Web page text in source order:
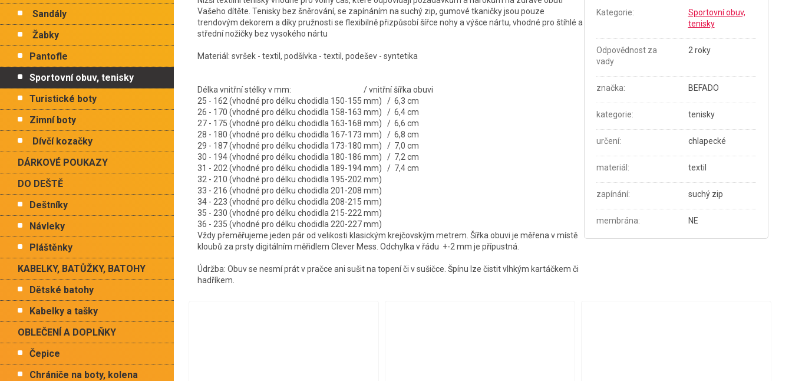
Sandály
Žabky
Pantofle
Sportovní obuv, tenisky
Turistické boty
Zimní boty
Dívčí kozačky
DÁRKOVÉ POUKAZY
DO DEŠTĚ
Deštníky
Návleky
Pláštěnky
KABELKY, BATŮŽKY, BATOHY
Dětské batohy
Kabelky a tašky
OBLEČENÍ A DOPLŇKY
Čepice
Chrániče na boty, kolena
Vašeho dítěte. Tenisky bez šněrování, se zapínáním na suchý zip, gumové tkaničky jsou pouze
trendovým dekorem a díky pružnosti se flexibilně přizpůsobí šířce nohy a výšce nártu, vhodné pro štíhlé a
střední nožičky bez vysokého nártu
Materiál: svršek - textil, podšívka - textil, podešev - syntetika
Délka vnitřní stélky v mm: / vnitřní šířka obuvi
25 - 162 (vhodné pro délku chodidla 150-155 mm) / 6,3 cm
26 - 170 (vhodné pro délku chodidla 158-163 mm) / 6,4 cm
27 - 175 (vhodné pro délku chodidla 163-168 mm) / 6,6 cm
28 - 180 (vhodné pro délku chodidla 167-173 mm) / 6,8 cm
29 - 187 (vhodné pro délku chodidla 173-180 mm) / 7,0 cm
30 - 194 (vhodné pro délku chodidla 180-186 mm) / 7,2 cm
31 - 202 (vhodné pro délku chodidla 189-194 mm) / 7,4 cm
32 - 210 (vhodné pro délku chodidla 195-202 mm)
33 - 216 (vhodné pro délku chodidla 201-208 mm)
34 - 223 (vhodné pro délku chodidla 208-215 mm)
35 - 230 (vhodné pro délku chodidla 215-222 mm)
36 - 235 (vhodné pro délku chodidla 220-227 mm)
Vždy přeměřujeme jeden pár od velikosti klasickým krejčovským metrem. Šířka obuvi je měřena v místě
kloubů za prsty digitálním měřidlem Clever Mess. Odchylka v řádu +-2 mm je přípustná.
Údržba: Obuv se nesmí prát v pračce ani sušit na topení či v sušičce. Špínu lze čistit vlhkým kartáčkem či
hadříkem.
Kategorie:
Sportovní obuv,
tenisky
Odpovědnost za
vady
2 roky
značka: BEFADO
kategorie: tenisky
určení: chlapecké
materiál : textil
zapínání: suchý zip
membrána: NE